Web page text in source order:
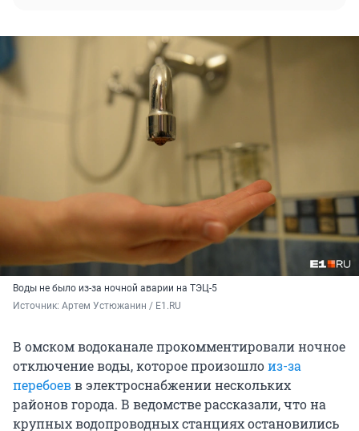
Воды не было из-за ночной аварии на ТЭЦ-5
Источник: Артем Устюжанин / E1.RU
В омском водоканале прокомментировали ночное
отключение воды, которое произошлоиз-за
перебоевв электроснабжении нескольких
районов города. В ведомстве рассказали, что на
крупных водопроводных станциях остановились